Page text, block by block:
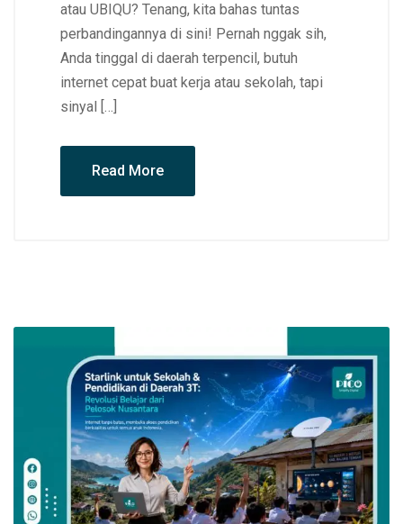
atau UBIQU? Tenang, kita bahas tuntas
perbandingannya di sini! Pernah nggak sih,
Anda tinggal di daerah terpencil, butuh
internet cepat buat kerja atau sekolah, tapi
sinyal […]
Read More